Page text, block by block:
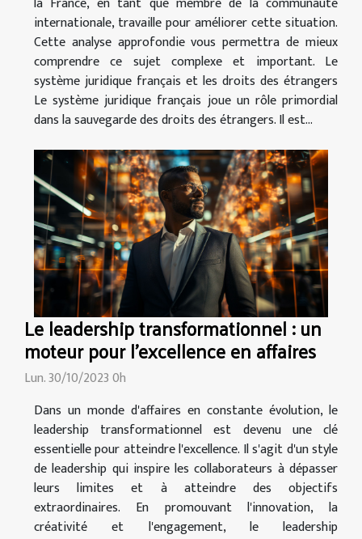
internationale, travaille pour améliorer cette situation.
Cette analyse approfondie vous permettra de mieux
comprendre ce sujet complexe et important. Le
système juridique français et les droits des étrangers
Le système juridique français joue un rôle primordial
dans la sauvegarde des droits des étrangers. Il est...
Le leadership transformationnel : un
moteur pour l'excellence en affaires
Lun. 30/10/2023 0h
Dans un monde d'affaires en constante évolution, le
leadership transformationnel est devenu une clé
essentielle pour atteindre l'excellence. Il s'agit d'un style
de leadership qui inspire les collaborateurs à dépasser
leurs limites et à atteindre des objectifs
extraordinaires. En promouvant l'innovation, la
créativité et l'engagement, le leadership